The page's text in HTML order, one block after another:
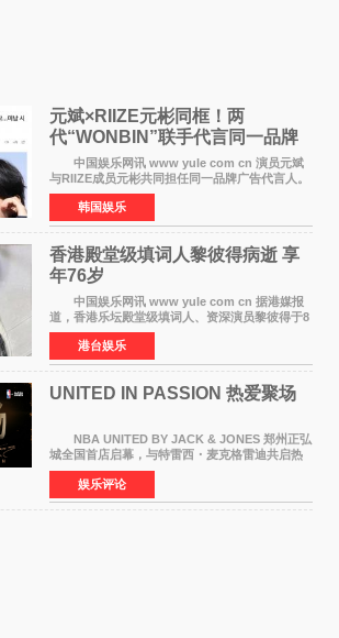
元斌×RIIZE元彬同框！两
代“WONBIN”联手代言同一品牌
颜值天花板合体
中国娱乐网讯 www yule com cn 演员元斌
与RIIZE成员元彬共同担任同一品牌广告代言人。
6日据独家报道，继演员元斌之后，RIIZE元彬最
近也被选为某在线中介平台A公司的共同广告代言
人，两人将作
韩国娱乐
香港殿堂级填词人黎彼得病逝 享
年76岁​
中国娱乐网讯 www yule com cn 据港媒报
道，香港乐坛殿堂级填词人、资深演员黎彼得于8
月5日上午因病离世，终年76岁。好友钟志光透
露，黎彼得今年3月中风后便卧床休养，身体机能
持续衰退，最
港台娱乐
UNITED IN PASSION 热爱聚场
NBA UNITED BY JACK & JONES 郑州正弘
城全国首店启幕，与特雷西・麦克格雷迪共启热
爱 2026 年7 月21 日，
NBAUNITEDBYJACK&JONES 全国首店，于郑
州正弘城正式启幕。NBA 传奇球星
娱乐评论